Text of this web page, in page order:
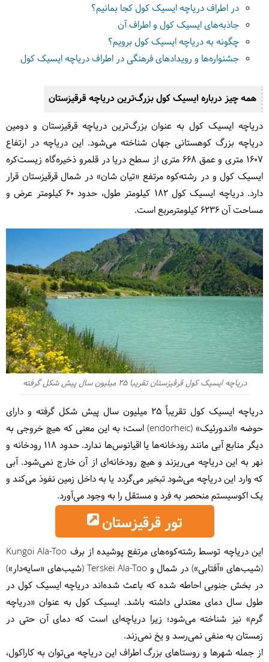
در اطراف دریاچه ایسیک کول کجا بمانیم؟
جاذبه‌های ایسیک کول و اطراف آن
چگونه به دریاچه ایسیک کول برویم؟
جشنواره‌ها و رویدادهای فرهنگی در اطراف دریاچه ایسیک کول
همه چیز درباره ایسیک کول بزرگ‌ترین دریاچه قرقیزستان
دریاچه ایسیک کول به عنوان بزرگ‌ترین دریاچه قرقیزستان و دومین
دریاچه بزرگ کوهستانی جهان شناخته می‌شود. این دریاچه در ارتفاع
1607 متری و عمق 668 متری از سطح دریا در قلمرو ذخیره‌گاه زیست‌کره
ایسیک کول و در رشته‌کوه مرتفع «تیان شان» در شمال قرقیزستان قرار
دارد. دریاچه ایسیک کول 182 کیلومتر طول، حدود 60 کیلومتر عرض و
مساحت آن 6236 کیلومترمربع است.
دریاچه ایسیک کول قرقیزستان تقریبا 25 میلیون سال پیش شکل گرفته
دریاچه ایسیک کول تقریباً 25 میلیون سال پیش شکل گرفته و دارای
حوضه «اندورئیک» (endorheic) است؛ به این معنی که هیچ خروجی به
دیگر منابع آبی مانند رودخانه‌ها یا اقیانوس‌ها ندارد. حدود 118 رودخانه و
نهر به این دریاچه می‌ریزند و هیچ رودخانه‌ای از آن خارج نمی‌شود. آبی
که وارد این دریاچه می‌شود تبخیر می‌گردد یا به داخل زمین نفوذ می‌کند و
یک اکوسیستم منحصر به فرد و مستقل را به وجود می‌آورد.
تور قرقیزستان
این دریاچه توسط رشته‌کوه‌های مرتفع پوشیده از برف Kungoi Ala-Too
(شیب‌های «آفتابی») در شمال و Terskei Ala-Too (شیب‌های «سایه‌دار»)
در بخش جنوبی احاطه شده که باعث شده‌اند دریاچه ایسیک کول در
طول سال دمای معتدلی داشته باشد. ایسیک کول به عنوان «دریاچه
گرم» نیز شناخته می‌شود؛ زیرا دریاچه‌ای است که دمای آن حتی در
زمستان به منفی نمی‌رسد و یخ نمی‌زند.
از جمله شهرها و روستاهای بزرگ اطراف این دریاچه می‌توان به کاراکول،